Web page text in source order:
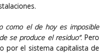
como el de hoy es imposible
se produce el residuo”. Pero
por el sistema capitalista de